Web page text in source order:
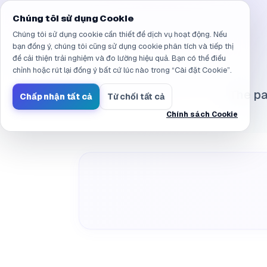
Đã điều hướng đến /vi/products/ai-sandbox/faq/
The
Chúng tôi sử dụng Cookie
Chúng tôi sử dụng cookie cần thiết để dịch vụ hoạt động. Nếu
bạn đồng ý, chúng tôi cũng sử dụng cookie phân tích và tiếp thị
để cải thiện trải nghiệm và đo lường hiệu quả. Bạn có thể điều
chỉnh hoặc rút lại đồng ý bất cứ lúc nào trong “Cài đặt Cookie”.
Chấp nhận tất cả Từ chối tất cả
Chính sách Cookie